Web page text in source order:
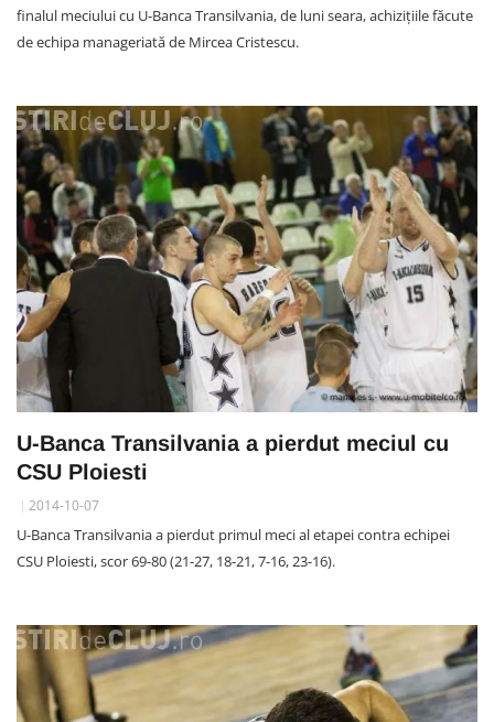
finalul meciului cu U-Banca Transilvania, de luni seara, achizițiile făcute
de echipa manageriată de Mircea Cristescu.
U-Banca Transilvania a pierdut meciul cu
CSU Ploiesti
2014-10-07
U-Banca Transilvania a pierdut primul meci al etapei contra echipei
CSU Ploiesti, scor 69-80 (21-27, 18-21, 7-16, 23-16).